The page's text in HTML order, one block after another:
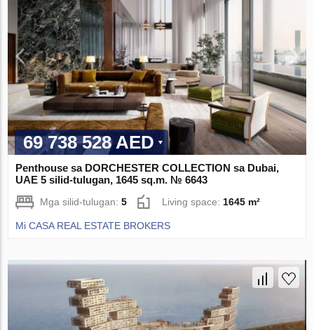
69 738 528 AED
Penthouse sa DORCHESTER COLLECTION sa Dubai,
UAE 5 silid-tulugan, 1645 sq.m. № 6643
Mga silid-tulugan:5 Living space:1645 m²
Mi CASA REAL ESTATE BROKERS